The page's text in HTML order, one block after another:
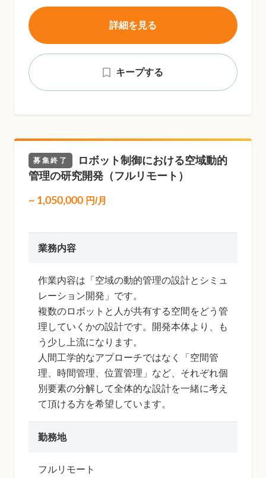
キープする
詳細を見る
募集終了
ロボット制御における空域動的
管理の研究開発（フルリモート）
~ 1,050,000 円/月
業務内容
作業内容は「空域の動的管理の設計とシミュ
レーション開発」です。
複数のロボットと人が共有する空間をどう管
理していくかの設計です。開発本体より、も
う少し上流になります。
人間工学的なアプローチではなく「空間管
理、時間管理、位置管理」など、それぞれ個
別要素の分解して全体的な設計を一緒に考え
て頂ける方を希望しています。
勤務地
フルリモート